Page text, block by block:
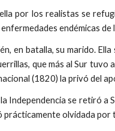
por los realistas se
enfermedades endémicas
en batalla, su marido.
que más al Sur tuvo
(1820) la privó del
Independencia se retiró a
prácticamente olvidada por